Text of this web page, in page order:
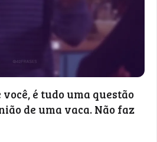
você, é tudo uma questão
de uma vaca. Não faz